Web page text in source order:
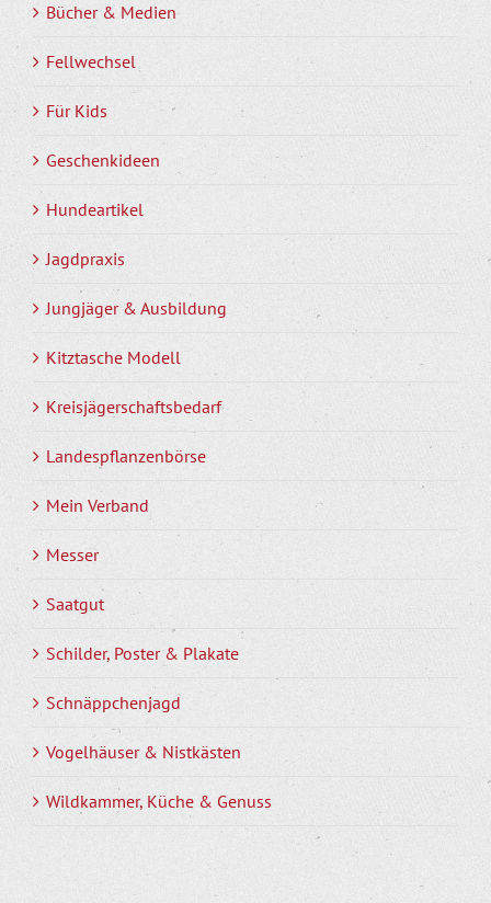
Bücher & Medien
Fellwechsel
Für Kids
Geschenkideen
Hundeartikel
Jagdpraxis
Jungjäger & Ausbildung
Kitztasche Modell
Kreisjägerschaftsbedarf
Landespflanzenbörse
Mein Verband
Messer
Saatgut
Schilder, Poster & Plakate
Schnäppchenjagd
Vogelhäuser & Nistkästen
Wildkammer, Küche & Genuss